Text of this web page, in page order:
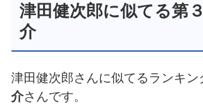
津田健次郎に似てる第
介
津田健次郎さんに似てるランキン
介さんです。